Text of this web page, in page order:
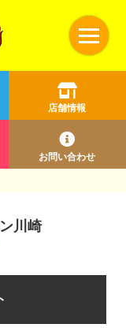
店舗情報
お問い合わせ
川崎